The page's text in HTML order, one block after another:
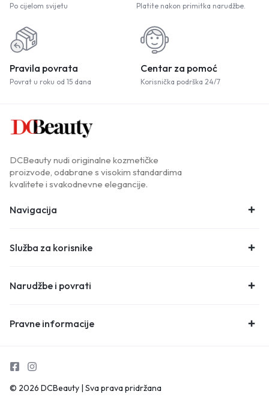
Po cijelom svijetu Platite nakon primitka narudžbe.
Pravila povrata
Povrat u roku od 15 dana
Centar za pomoć
Korisnička podrška 24/7
DCBeauty nudi originalne kozmetičke
proizvode, odabrane s visokim standardima
kvalitete i svakodnevne elegancije.
Navigacija
Služba za korisnike
Narudžbe i povrati
Pravne informacije
© 2026 DCBeauty | Sva prava pridržana